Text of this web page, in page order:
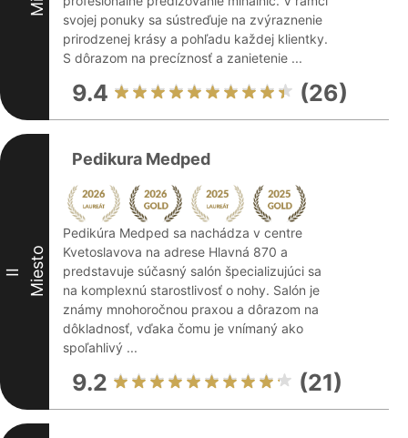
svojej ponuky sa sústreďuje na zvýraznenie
prirodzenej krásy a pohľadu každej klientky.
S dôrazom na precíznosť a zanietenie ...
9.4 (26)
II Miesto
Pedikura Medped
Pedikúra Medped sa nachádza v centre
Kvetoslavova na adrese Hlavná 870 a
predstavuje súčasný salón špecializujúci sa
na komplexnú starostlivosť o nohy. Salón je
známy mnohoročnou praxou a dôrazom na
dôkladnosť, vďaka čomu je vnímaný ako
spoľahlivý ...
9.2 (21)